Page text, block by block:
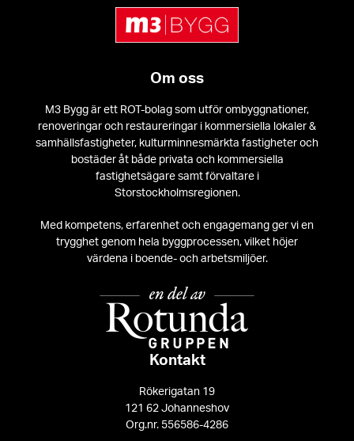
Om oss
M3 Bygg är ett ROT-bolag som utför ombyggnationer,
renoveringar och restaureringar i kommersiella lokaler &
samhällsfastigheter, kulturminnesmärkta fastigheter och
bostäder åt både privata och kommersiella
fastighetsägare samt förvaltare i
Storstockholmsregionen.
Med kompetens, erfarenhet och engagemang ger vi en
trygghet genom hela byggprocessen, vilket höjer
värdena i boende- och arbetsmiljöer.
Kontakt
Rökerigatan 19
121 62 Johanneshov
Org.nr. 556586-4286